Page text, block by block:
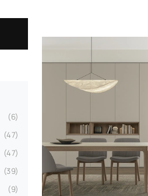
6
47
47
39
9